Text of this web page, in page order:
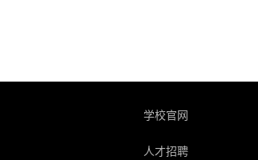
学校官网
人才招聘